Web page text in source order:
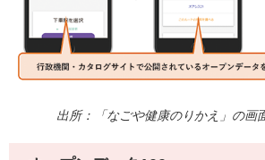
出所：「なごや健康のりかえ」の画